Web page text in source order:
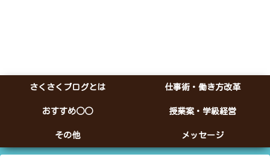
さくさくブログとは 仕事術・働き方改革
おすすめ○○ 授業案・学級経営
その他 メッセージ